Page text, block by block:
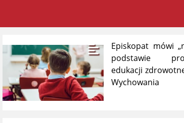
Episkopat mówi
podstawie
edukacji
Wychowania